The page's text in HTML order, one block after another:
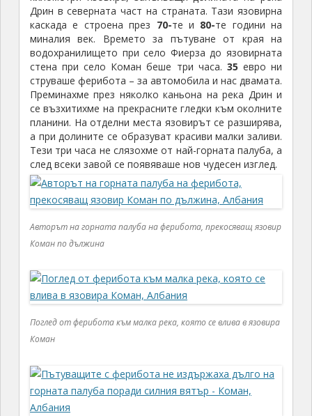
Дрин в северната част на страната. Тази язовирна
каскада е строена през 70-те и 80-те години на
миналия век. Времето за пътуване от края на
водохранилището при село Фиерза до язовирната
стена при село Коман беше три часа. 35 евро ни
струваше ферибота – за автомобила и нас двамата.
Преминахме през няколко каньона на река Дрин и
се възхитихме на прекрасните гледки към околните
планини. На отделни места язовирът се разширява,
а при долините се образуват красиви малки заливи.
Тези три часа не слязохме от най-горната палуба, а
след всеки завой се появяваше нов чудесен изглед.
Авторът на горната палуба на ферибота, прекосяващ язовир
Коман по дължина
Поглед от ферибота към малка река, която се влива в язовира
Коман